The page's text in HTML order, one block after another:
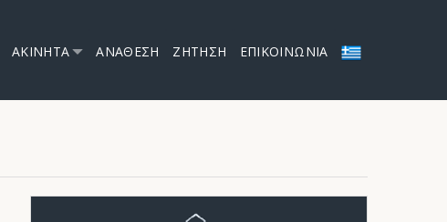
ΑΚΙΝΗΤΑ ΑΝΑΘΕΣΗ ΖΗΤΗΣΗ ΕΠΙΚΟΙΝΩΝΙΑ